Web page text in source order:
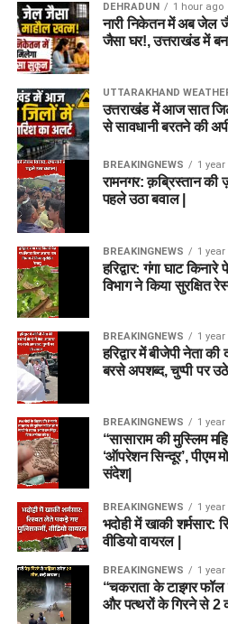
DEHRADUN 1 hour ago
नारी निकेतन में अब जेल
जैसा घर!, उत्तराखंड में
UTTARAKHAND
उत्तराखंड में आज सात
से सावधानी बरतने की
BREAKINGNEWS 1
रामनगर: क़ब्रिस्तान की
पहले उठा बवाल |
BREAKINGNEWS 1
हरिद्वार: गंगा घाट
विभाग ने किया सुरक्षित
BREAKINGNEWS 1
हरिद्वार में बीजेपी नेता
बरसे अपशब्द, चुप्पी पर
BREAKINGNEWS 1
“सासाराम की मुस्लिम
‘ऑपरेशन सिन्दूर’, पीएम
संदेश|
BREAKINGNEWS 1
भदोही में खाकी शर्मसार:
वीडियो वायरल |
BREAKINGNEWS 1
“चकराता के टाइगर
और पत्थरों के गिरने से 2